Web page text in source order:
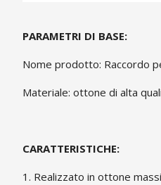
PARAMETRI DI BASE:
Nome prodotto: Raccordo
Materiale: ottone di alta
CARATTERISTICHE:
1. Realizzato in ottone